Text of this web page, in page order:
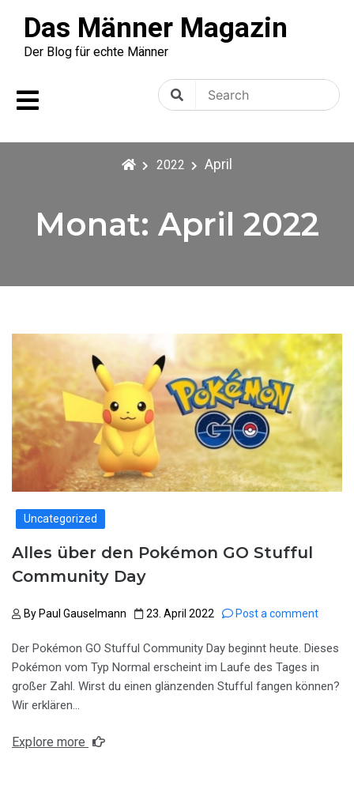
content
Das Männer Magazin
Der Blog für echte Männer
SearchSearch
for:
2022 April
Monat: April 2022
Uncategorized
Alles über den Pokémon GO Stufful
Community Day
By Paul Gauselmann 23. April 2022 Post a comment
Der Pokémon GO Stufful Community Day beginnt heute. Dieses
Pokémon vom Typ Normal erscheint im Laufe des Tages in
großer Zahl. Wirst du einen glänzenden Stufful fangen können?
Wir erklären…
Explore more